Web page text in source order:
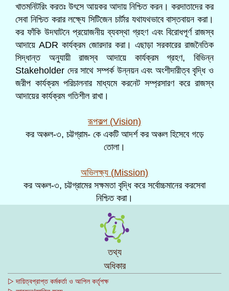
খাতমনিটরিং করতঃ উৎসে আয়কর আদায় নিশ্চিত করন। করদাতাদের কর
সেবা নিশ্চিত করার লক্ষ্যে সিটিজেন চার্টার যথাযথভাবে বাস্তবায়ন করা।
কর ফাঁকি উদঘাটনে প্রয়োজনীয় ব্যবস্থা গ্রহণ এবং বিরোধপূর্ণ রাজস্ব
আদায়ে ADR কার্যক্রম জোরদার করা। এছাড়া সরকারের রাজনৈতিক
সিদ্ধান্ত অনুযায়ী রাজস্ব আদায়ে কার্যক্রম গ্রহণ, বিভিন্ন
Stakeholder দের সাথে সম্পর্ক উন্নয়ন এবং অংশীদারীত্ব বৃদ্ধি ও
জরীপ কার্যক্রম পরিচালনার মাধ্যমে করনেট সম্প্রসারণ করে রাজস্ব
আদায়ের কার্যক্রম গতিশীল রাখা।
রূপকল্প (Vision)
কর অঞ্চল-৩, চট্টগ্রাম- কে একটি আদর্শ কর অঞ্চল হিসেবে গড়ে
তোলা।
অভিলক্ষ্য (Mission)
কর অঞ্চল-৩, চট্টগ্রামের সক্ষমতা বৃদ্ধি করে সর্বোচ্চমানের করসেবা
নিশ্চিত করা।
তথ্য
অধিকার
▷ দায়িত্বপ্রাপ্ত কর্মকর্তা ও আপিল কর্তৃপক্ষ